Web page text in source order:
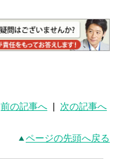
前の記事へ 次の記事へ
ページの先頭へ戻る